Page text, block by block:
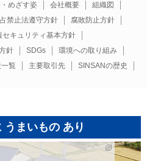
めざす姿 会社概要
組織図
禁止法遵守方針
腐敗防止方針
セキュリティ基本方針
針
SDGs
環境への取り組み
覧 主要取引先 SINSANの歴史
うまいもの あり